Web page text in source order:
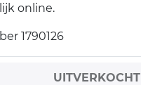
online.
1790126
UITVERKOCHT